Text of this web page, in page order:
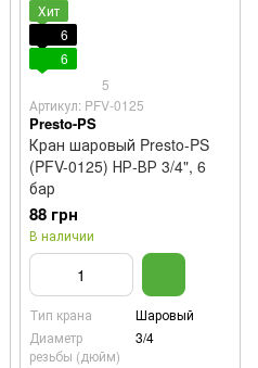
Хит
6
6
5
Артикул: PFV-0125
Presto-PS
Кран шаровый Presto-PS
(PFV-0125) НР-ВР 3/4", 6
бар
88 грн
В наличии
Тип крана
Шаровый
Диаметр
резьбы (дюйм)
3/4